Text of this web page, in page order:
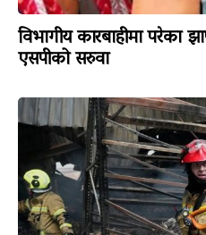
विभागीय कारबाहीमा परेका
एसपीको सरुवा